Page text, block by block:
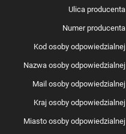
Ulica producenta
Numer producenta
Kod osoby odpowiedzialnej
Nazwa osoby odpowiedzialnej
Mail osoby odpowiedzialnej
Kraj osoby odpowiedzialnej
Miasto osoby odpowiedzialnej